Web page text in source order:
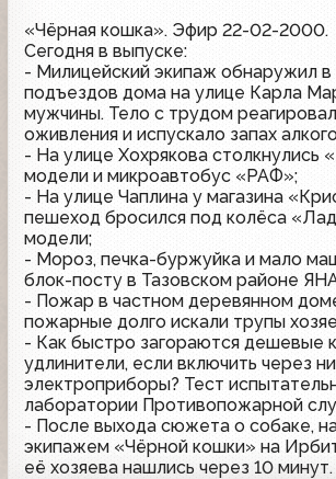
«Чёрная кошка». Эфир 22-02-2000.
Сегодня в выпуске:
- Милицейский экипаж обнаружил в
подъездов дома на улице Карла
мужчины. Тело с трудом
оживления и испускало запах
- На улице Хохрякова столкнулись
модели и микроавтобус «РАФ»;
- На улице Чаплина у магазина
пешеход бросился под колёса
модели;
- Мороз, печка-буржуйка и мало
блок-посту в Тазовском районе
- Пожар в частном деревянном
пожарные долго искали трупы
- Как быстро загораются дешевые
удлинители, если включить через
электроприборы? Тест
лаборатории Противопожарной
- После выхода сюжета о собаке,
экипажем «Чёрной кошки» на
её хозяева нашлись через 10 минут.